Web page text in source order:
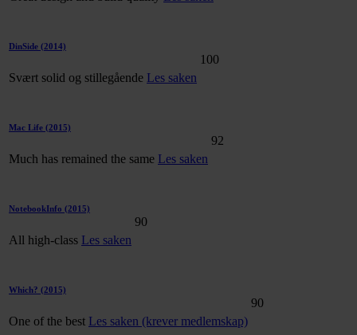
DinSide (2014)
Svært solid og stillegående Les saken
100
Mac Life (2015)
Much has remained the same Les saken
92
NotebookInfo (2015)
All high-class Les saken
90
Which? (2015)
One of the best Les saken (krever medlemskap)
90